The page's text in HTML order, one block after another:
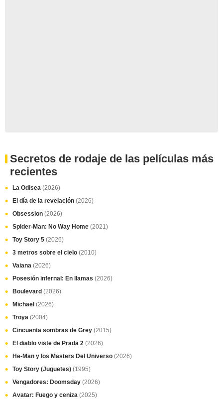
Secretos de rodaje de las películas más
recientes
La Odisea (2026)
El día de la revelación (2026)
Obsession (2026)
Spider-Man: No Way Home (2021)
Toy Story 5 (2026)
3 metros sobre el cielo (2010)
Vaiana (2026)
Posesión infernal: En llamas (2026)
Boulevard (2026)
Michael (2026)
Troya (2004)
Cincuenta sombras de Grey (2015)
El diablo viste de Prada 2 (2026)
He-Man y los Masters Del Universo (2026)
Toy Story (Juguetes) (1995)
Vengadores: Doomsday (2026)
Avatar: Fuego y ceniza (2025)